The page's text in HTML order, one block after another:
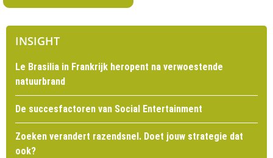
INSIGHT
Le Brasilia in Frankrijk heropent na verwoestende
natuurbrand
De succesfactoren van Social Entertainment
Zoeken verandert razendsnel. Doet jouw strategie dat
ook?